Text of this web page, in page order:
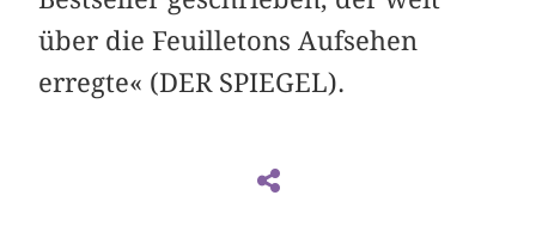
über die Feuilletons Aufsehen
erregte« (DER SPIEGEL).